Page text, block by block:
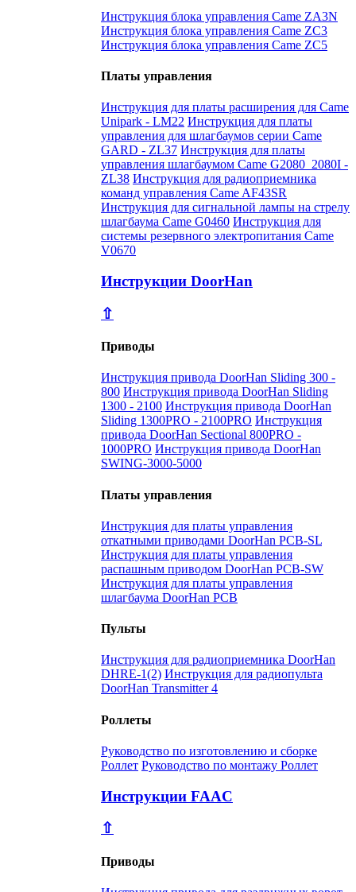
Инструкция блока управления Came ZA3N
Инструкция блока управления Came ZC3
Инструкция блока управления Came ZC5
Платы управления
Инструкция для платы расширения для Came
Unipark - LM22 Инструкция для платы
управления для шлагбаумов серии Came
GARD - ZL37 Инструкция для платы
управления шлагбаумом Came G2080_2080I -
ZL38 Инструкция для радиоприемника
команд управления Came AF43SR
Инструкция для сигнальной лампы на стрелу
шлагбаума Came G0460 Инструкция для
системы резервного электропитания Came
V0670
Инструкции DoorHan
⇧
Приводы
Инструкция привода DoorHan Sliding 300 -
800 Инструкция привода DoorHan Sliding
1300 - 2100 Инструкция привода DoorHan
Sliding 1300PRO - 2100PRO Инструкция
привода DoorHan Sectional 800PRO -
1000PRO Инструкция привода DoorHan
SWING-3000-5000
Платы управления
Инструкция для платы управления
откатными приводами DoorHan PCB-SL
Инструкция для платы управления
распашным приводом DoorHan PCB-SW
Инструкция для платы управления
шлагбаума DoorHan PCB
Пульты
Инструкция для радиоприемника DoorHan
DHRE-1(2) Инструкция для радиопульта
DoorHan Transmitter 4
Роллеты
Руководство по изготовлению и сборке
Роллет Руководство по монтажу Роллет
Инструкции FAAC
⇧
Приводы